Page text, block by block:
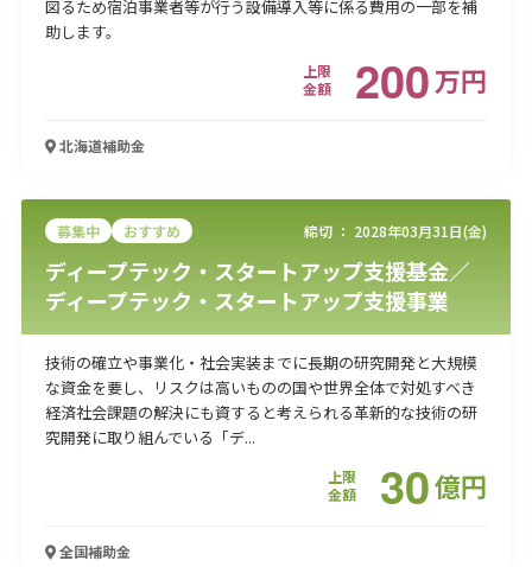
図るため宿泊事業者等が行う設備導入等に係る費用の一部を補
助します。
上限
金額
200万円
北海道補助金
募集中 おすすめ 締切 ： 2028年03月31日(金)
ディープテック・スタートアップ支援基金／
ディープテック・スタートアップ支援事業
技術の確立や事業化・社会実装までに長期の研究開発と大規模
な資金を要し、リスクは高いものの国や世界全体で対処すべき
経済社会課題の解決にも資すると考えられる革新的な技術の研
究開発に取り組んでいる「デ...
上限
金額
30億円
全国補助金